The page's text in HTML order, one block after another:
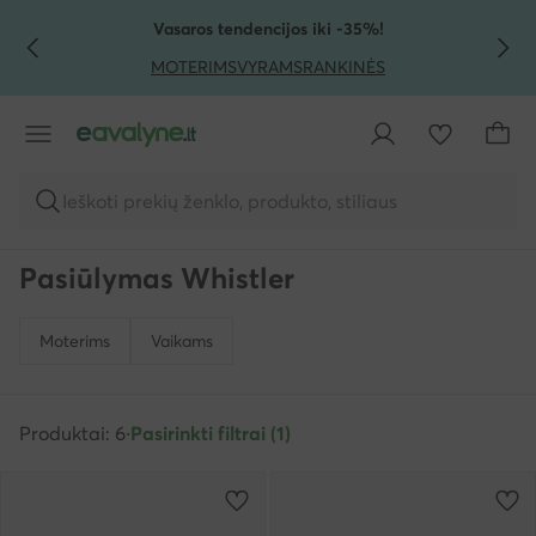
PEREITI PRIE PAGRINDINIO TURINIO
PEREITI Į PAIEŠKĄVasaros tendencijos iki -35%!
MOTERIMSVYRAMSRANKINĖS
Ieškoti prekių ženklo, produkto, stiliaus
Pasiūlymas Whistler
Moterims Vaikams
Produktai: 6·Pasirinkti filtrai (1)